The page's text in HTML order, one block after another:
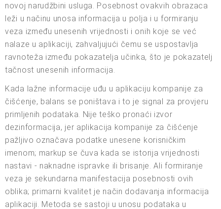
novoj narudžbini usluga. Posebnost ovakvih obrazaca
leži u načinu unosa informacija u polja i u formiranju
veza između unesenih vrijednosti i onih koje se već
nalaze u aplikaciji, zahvaljujući čemu se uspostavlja
ravnoteža između pokazatelja učinka, što je pokazatelj
tačnost unesenih informacija.
Kada lažne informacije uđu u aplikaciju kompanije za
čišćenje, balans se poništava i to je signal za provjeru
primljenih podataka. Nije teško pronaći izvor
dezinformacija, jer aplikacija kompanije za čišćenje
pažljivo označava podatke unesene korisničkim
imenom; markup se čuva kada se istorija vrijednosti
nastavi - naknadne ispravke ili brisanje. Ali formiranje
veza je sekundarna manifestacija posebnosti ovih
oblika; primarni kvalitet je način dodavanja informacija
aplikaciji. Metoda se sastoji u unosu podataka u